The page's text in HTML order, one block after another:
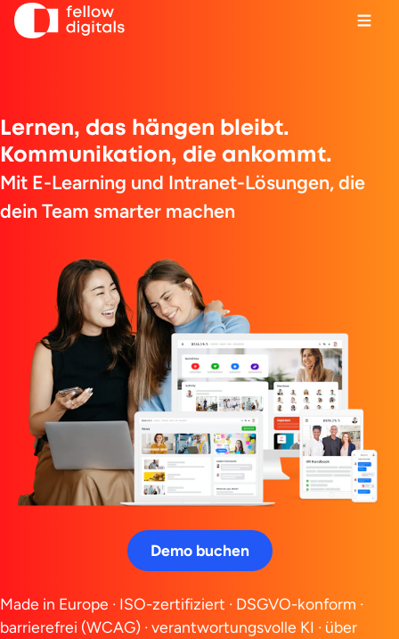
Zum Inhalt springen
Buche eine Demo
Lernen, das hängen bleibt.
Kommunikation, die ankommt.
Mit E-Learning und Intranet-Lösungen, die
dein Team smarter machen
Demo buchen
Made in Europe · ISO-zertifiziert · DSGVO-konform ·
barrierefrei (WCAG) · verantwortungsvolle KI · über